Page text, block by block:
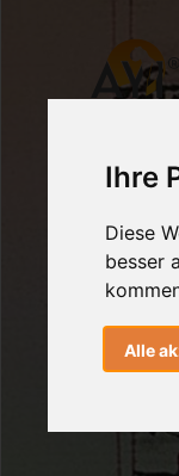
Ihre
Diese
besser
Alle